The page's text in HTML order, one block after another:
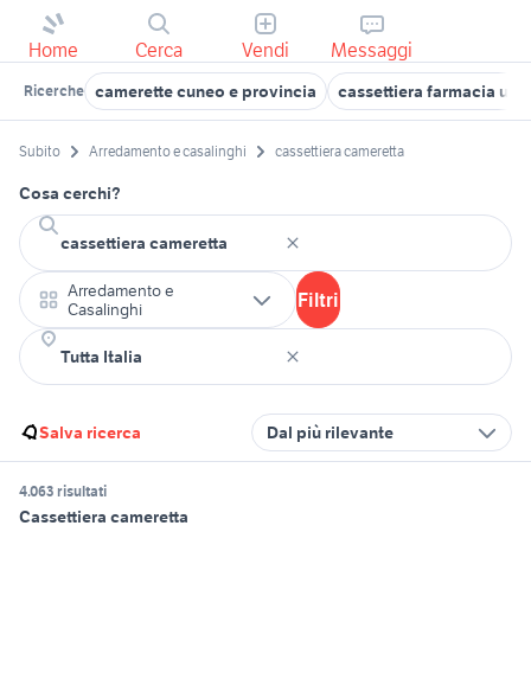
Home Cerca Vendi Messaggi
Ricerche camerette cuneo e provincia cassettiera farmacia
Subito Arredamento e casalinghi cassettiera cameretta
Cosa cerchi?
Arredamento e
Casalinghi
Filtri
Salva ricerca Dal più rilevante
4.063 risultati
Cassettiera cameretta